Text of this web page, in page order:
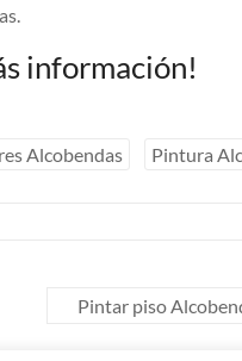
información!
Alcobendas Pintura
Pintar piso